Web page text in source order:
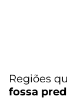
Regiões
fossa